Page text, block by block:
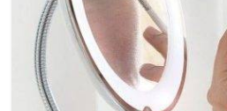
dezvoltat, cu
dispozitiv pentru